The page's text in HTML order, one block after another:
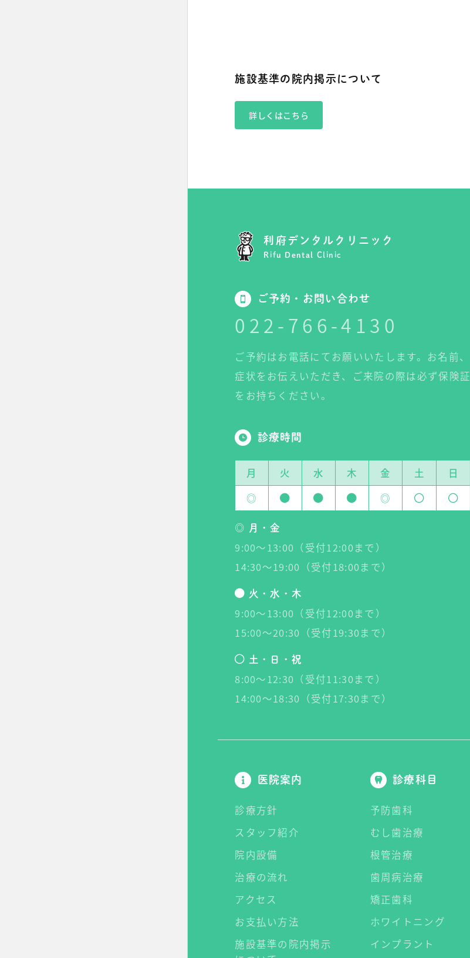
施設基準の院内掲示について
詳しくはこちら
利府デンタルクリニック
Rifu Dental Clinic
ご予約・お問い合わせ
022-766-4130
ご予約はお電話にてお願いいたします。お名前、
症状をお伝えいただき、ご来院の際は必ず保険証
をお持ちください。
診療時間
月 火 水 木 金 土
日
◎
◎
◎ 月・金
9:00～13:00（受付12:00まで）
14:30～19:00（受付18:00まで）
火・水・木
9:00～13:00（受付12:00まで）
15:00～20:30（受付19:30まで）
土・日・祝
8:00～12:30（受付11:30まで）
14:00～18:30（受付17:30まで）
医院案内
診療方針
スタッフ紹介
院内設備
治療の流れ
アクセス
お支払い方法
施設基準の院内掲示
診療科目
予防歯科
むし歯治療
根管治療
歯周病治療
矯正歯科
ホワイトニング
インプラント